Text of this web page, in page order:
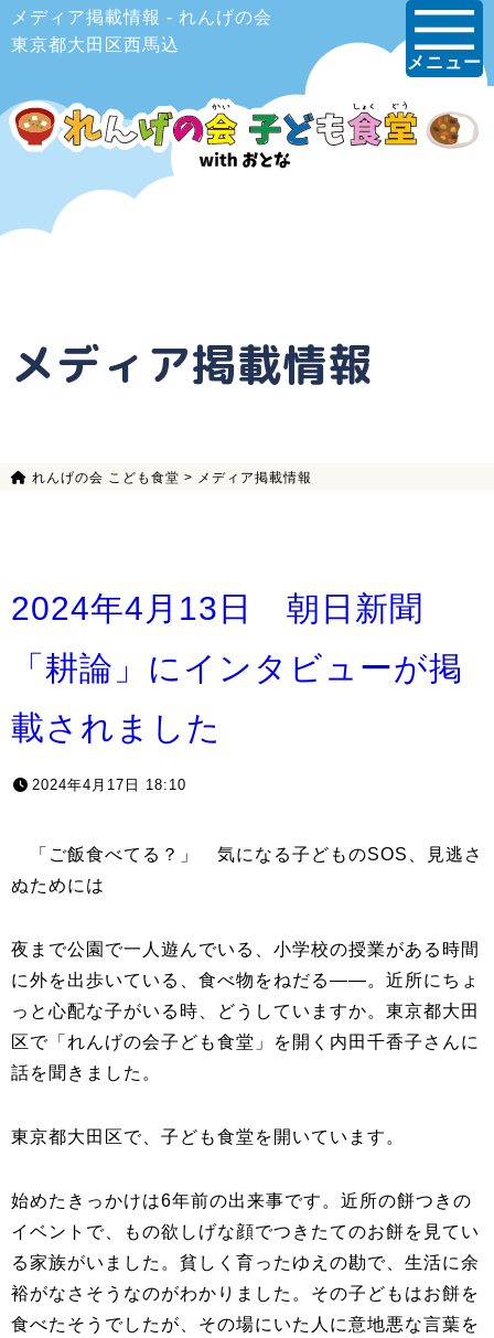
メディア掲載情報 - れんげの会
東京都大田区西馬込
メニュー
メディア掲載情報
れんげの会 こども食堂 > メディア掲載情報
2024年4月13日 朝日新聞
「耕論」にインタビューが掲
載されました
2024年4月17日 18:10
「ご飯食べてる？」 気になる子どものSOS、見逃さ
ぬためには
夜まで公園で一人遊んでいる、小学校の授業がある時間
に外を出歩いている、食べ物をねだる――。近所にちょ
っと心配な子がいる時、どうしていますか。東京都大田
区で「れんげの会子ども食堂」を開く内田千香子さんに
話を聞きました。
東京都大田区で、子ども食堂を開いています。
始めたきっかけは6年前の出来事です。近所の餅つきの
イベントで、もの欲しげな顔でつきたてのお餅を見てい
る家族がいました。貧しく育ったゆえの勘で、生活に余
裕がなさそうなのがわかりました。その子どもはお餅を
食べたそうでしたが、その場にいた人に意地悪な言葉を